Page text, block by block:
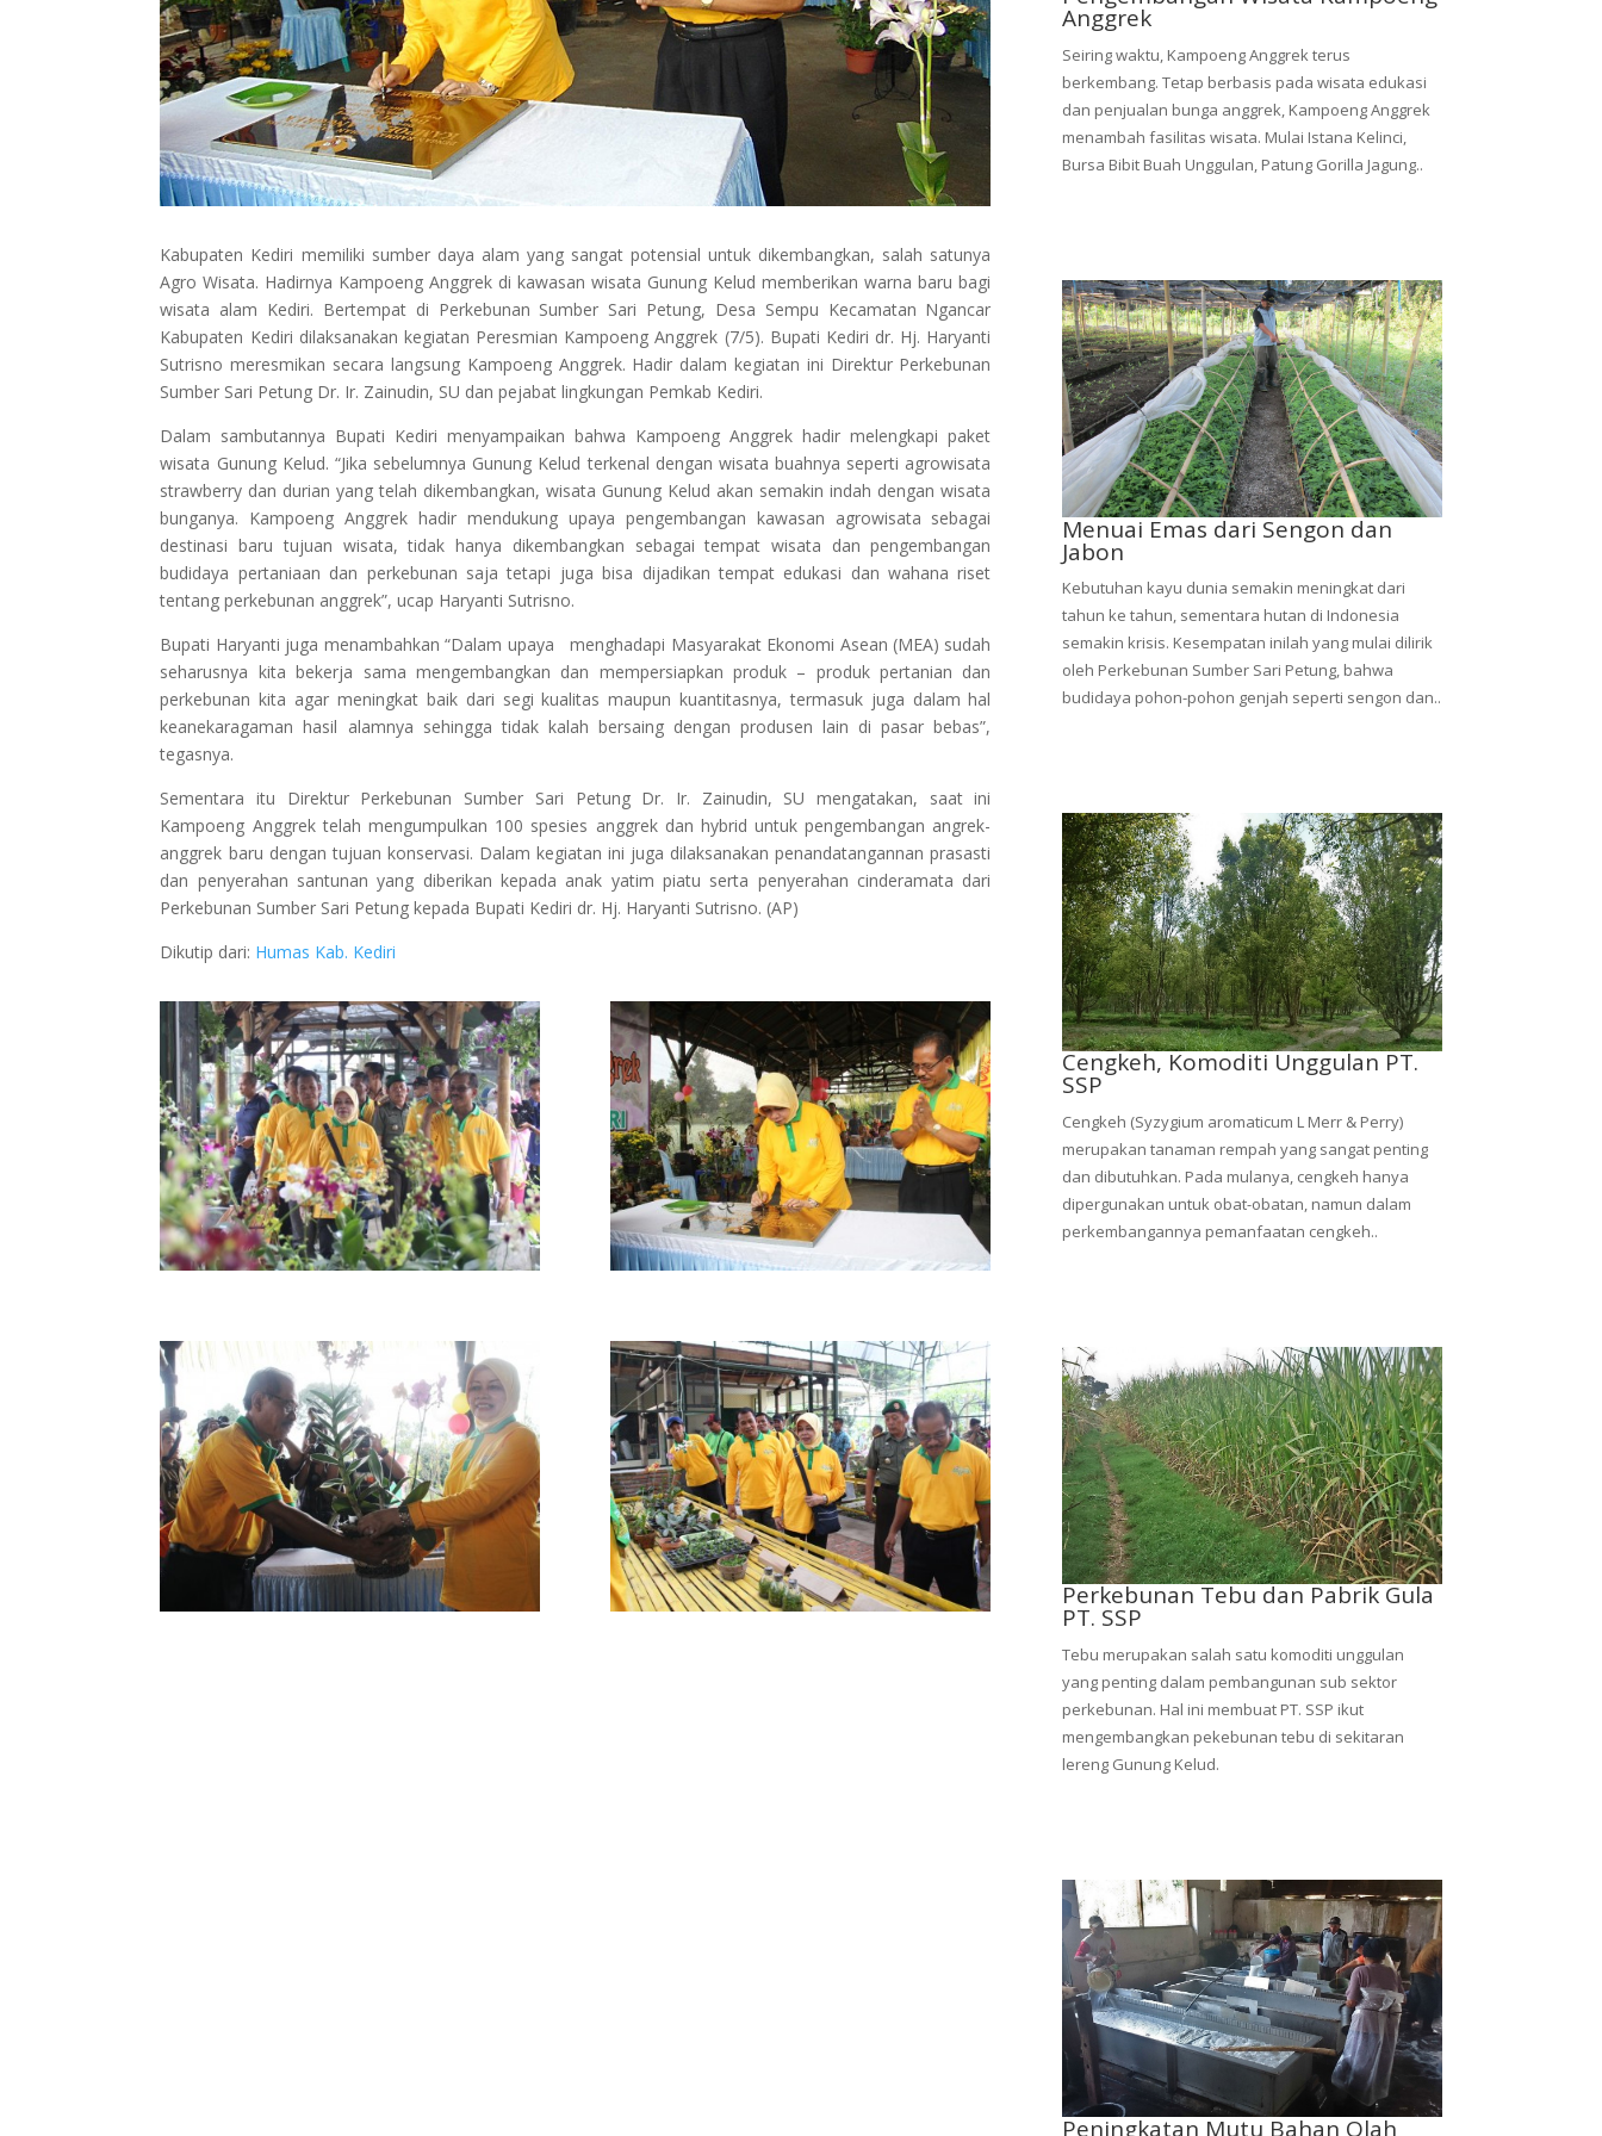
Kabupaten Kediri memiliki sumber daya alam yang sangat potensial untuk dikembangkan, salah satunya
Agro Wisata. Hadirnya Kampoeng Anggrek di kawasan wisata Gunung Kelud memberikan warna baru bagi
wisata alam Kediri. Bertempat di Perkebunan Sumber Sari Petung, Desa Sempu Kecamatan Ngancar
Kabupaten Kediri dilaksanakan kegiatan Peresmian Kampoeng Anggrek (7/5). Bupati Kediri dr. Hj. Haryanti
Sutrisno meresmikan secara langsung Kampoeng Anggrek. Hadir dalam kegiatan ini Direktur Perkebunan
Sumber Sari Petung Dr. Ir. Zainudin, SU dan pejabat lingkungan Pemkab Kediri.
Dalam sambutannya Bupati Kediri menyampaikan bahwa Kampoeng Anggrek hadir melengkapi paket
wisata Gunung Kelud. “Jika sebelumnya Gunung Kelud terkenal dengan wisata buahnya seperti agrowisata
strawberry dan durian yang telah dikembangkan, wisata Gunung Kelud akan semakin indah dengan wisata
bunganya. Kampoeng Anggrek hadir mendukung upaya pengembangan kawasan agrowisata sebagai
destinasi baru tujuan wisata, tidak hanya dikembangkan sebagai tempat wisata dan pengembangan
budidaya pertaniaan dan perkebunan saja tetapi juga bisa dijadikan tempat edukasi dan wahana riset
tentang perkebunan anggrek”, ucap Haryanti Sutrisno.
Bupati Haryanti juga menambahkan “Dalam upaya menghadapi Masyarakat Ekonomi Asean (MEA) sudah
seharusnya kita bekerja sama mengembangkan dan mempersiapkan produk – produk pertanian dan
perkebunan kita agar meningkat baik dari segi kualitas maupun kuantitasnya, termasuk juga dalam hal
keanekaragaman hasil alamnya sehingga tidak kalah bersaing dengan produsen lain di pasar bebas”,
tegasnya.
Sementara itu Direktur Perkebunan Sumber Sari Petung Dr. Ir. Zainudin, SU mengatakan, saat ini
Kampoeng Anggrek telah mengumpulkan 100 spesies anggrek dan hybrid untuk pengembangan angrek-
anggrek baru dengan tujuan konservasi. Dalam kegiatan ini juga dilaksanakan penandatangannan prasasti
dan penyerahan santunan yang diberikan kepada anak yatim piatu serta penyerahan cinderamata dari
Perkebunan Sumber Sari Petung kepada Bupati Kediri dr. Hj. Haryanti Sutrisno. (AP)
Dikutip dari: Humas Kab. Kediri
Anggrek
Seiring waktu, Kampoeng Anggrek terus
berkembang. Tetap berbasis pada wisata edukasi
dan penjualan bunga anggrek, Kampoeng Anggrek
menambah fasilitas wisata. Mulai Istana Kelinci,
Bursa Bibit Buah Unggulan, Patung Gorilla Jagung..
Menuai Emas dari Sengon dan
Jabon
Kebutuhan kayu dunia semakin meningkat dari
tahun ke tahun, sementara hutan di Indonesia
semakin krisis. Kesempatan inilah yang mulai dilirik
oleh Perkebunan Sumber Sari Petung, bahwa
budidaya pohon-pohon genjah seperti sengon dan..
Cengkeh, Komoditi Unggulan PT.
SSP
Cengkeh (Syzygium aromaticum L Merr & Perry)
merupakan tanaman rempah yang sangat penting
dan dibutuhkan. Pada mulanya, cengkeh hanya
dipergunakan untuk obat-obatan, namun dalam
perkembangannya pemanfaatan cengkeh..
Perkebunan Tebu dan Pabrik Gula
PT. SSP
Tebu merupakan salah satu komoditi unggulan
yang penting dalam pembangunan sub sektor
perkebunan. Hal ini membuat PT. SSP ikut
mengembangkan pekebunan tebu di sekitaran
lereng Gunung Kelud.
Peningkatan Mutu Bahan Olah